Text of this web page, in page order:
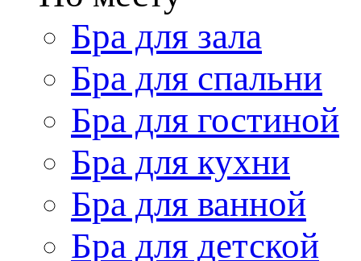
Бра для зала
Бра для спальни
Бра для гостиной
Бра для кухни
Бра для ванной
Бра для детской